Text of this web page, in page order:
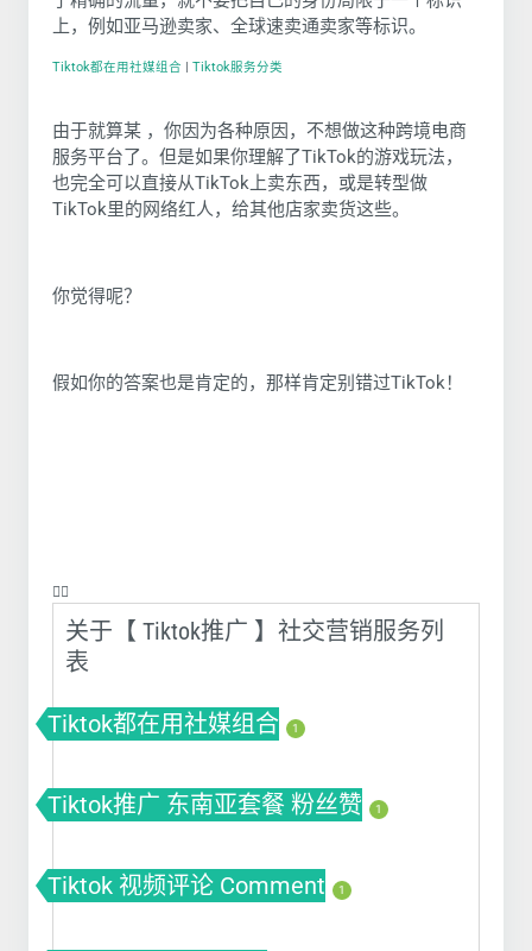
上，例如亚马逊卖家、全球速卖通卖家等标识。
Tiktok都在用社媒组合 Tiktok服务分类
由于就算某 ，你因为各种原因，不想做这种跨境电商
服务平台了。但是如果你理解了TikTok的游戏玩法，
也完全可以直接从TikTok上卖东西，或是转型做
TikTok里的网络红人，给其他店家卖货这些。
你觉得呢？
假如你的答案也是肯定的，那样肯定别错过TikTok！
❤️‍🔥
关于【 Tiktok推广 】社交营销服务列
表
Tiktok都在用社媒组合 1
Tiktok推广 东南亚套餐 粉丝赞 1
Tiktok 视频评论 Comment 1